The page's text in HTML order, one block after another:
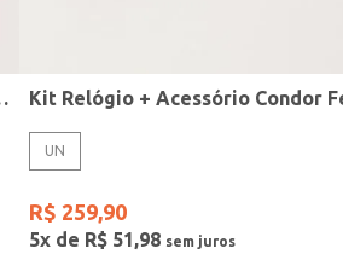
DOURADO
UN
R$ 259,90
5x de R$ 51,98